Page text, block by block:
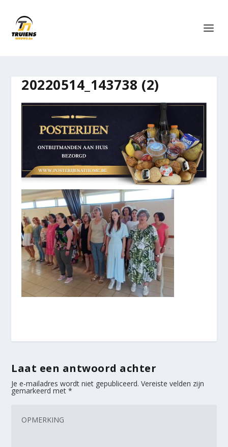
20220514_143738 (2)
Laat een antwoord achter
Je e-mailadres wordt niet gepubliceerd. Vereiste velden zijn
gemarkeerd met*